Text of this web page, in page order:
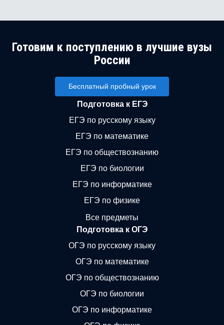
Готовим к поступлению в лучшие вузы
России
Бесплатный пробный урок
Подготовка к ЕГЭ
ЕГЭ по русскому языку
ЕГЭ по математике
ЕГЭ по обществознанию
ЕГЭ по биологии
ЕГЭ по информатике
ЕГЭ по физике
Все предметы
Подготовка к ОГЭ
ОГЭ по русскому языку
ОГЭ по математике
ОГЭ по обществознанию
ОГЭ по биологии
ОГЭ по информатике